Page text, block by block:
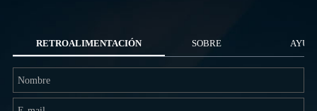
RETROALIMENTACIÓN SOBRE
NOSOTROS